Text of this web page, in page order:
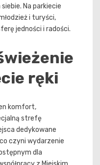
Na parkiecie
i turyści,
jedności i radości.
ręki
komfort,
strefę
dedykowane
czyni wydarzenie
dla